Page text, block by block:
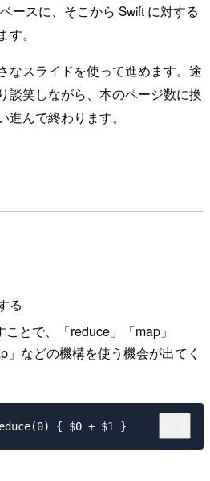
ースに、そこから Swift に対する
。
なスライドを使って進めます。途
談笑しながら、本のページ数に換
んで終わります。
る
とで、「reduce」「map」
」などの機構を使う機会が出てく